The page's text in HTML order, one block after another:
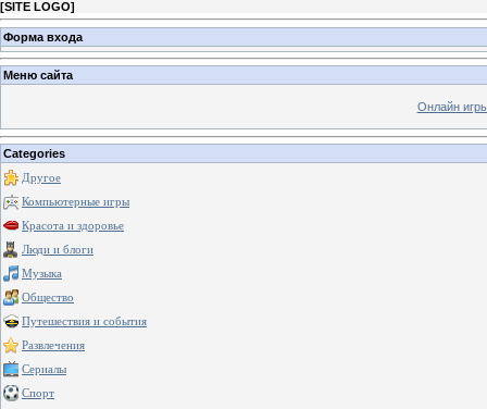
[SITE LOGO]
Форма входа
Меню сайта
Онлайн
Categories
Другое
Компьютерные игры
Красота и здоровье
Люди и блоги
Музыка
Общество
Путешествия и события
Развлечения
Сериалы
Спорт